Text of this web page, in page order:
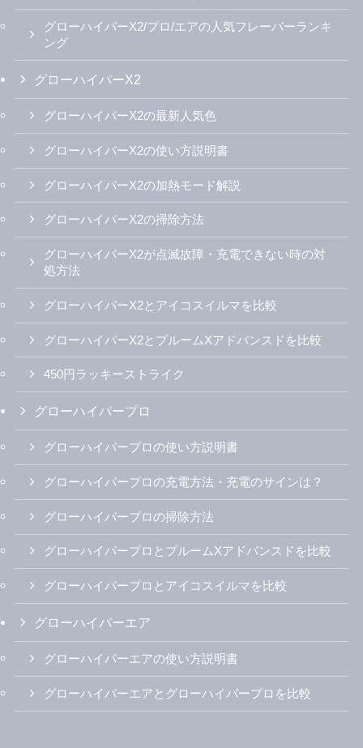
グローハイパーX2/プロ/エアの人気フレーバーランキ
ング
グローハイパーX2
グローハイパーX2の最新人気色
グローハイパーX2の使い方説明書
グローハイパーX2の加熱モード解説
グローハイパーX2の掃除方法
グローハイパーX2が点滅故障・充電できない時の対
処方法
グローハイパーX2とアイコスイルマを比較
グローハイパーX2とプルームXアドバンスドを比較
450円ラッキーストライク
グローハイパープロ
グローハイパープロの使い方説明書
グローハイパープロの充電方法・充電のサインは？
グローハイパープロの掃除方法
グローハイパープロとプルームXアドバンスドを比較
グローハイパープロとアイコスイルマを比較
グローハイパーエア
グローハイパーエアの使い方説明書
グローハイパーエアとグローハイパープロを比較